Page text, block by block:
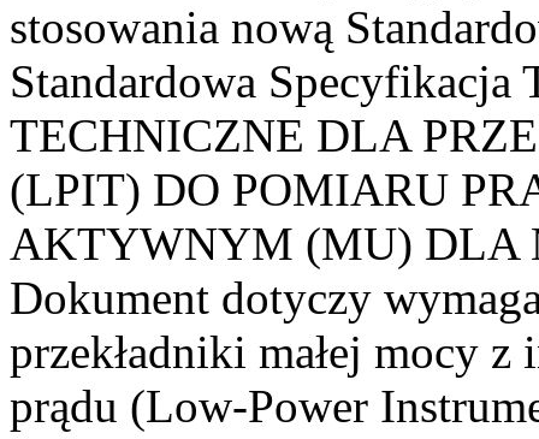
stosowania nową
Standardowa
TECHNICZNE DLA
(LPIT) DO POMIARU
AKTYWNYM (MU) DLA
Dokument dotyczy
przekładniki małej mocy
prądu (Low-Power